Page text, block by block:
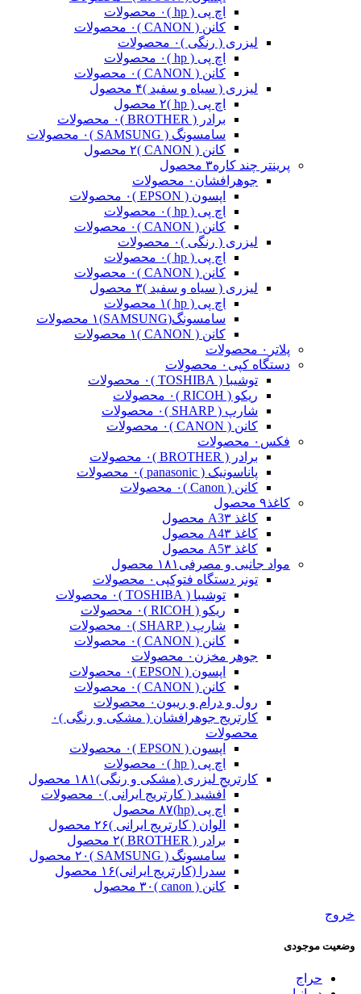
اچ پی ( hp )
۰ محصولات
کانن ( CANON )
۰ محصولات
لیزری ( رنگی )۰ محصولات
اچ پی ( hp )
۰ محصولات
کانن ( CANON )
۰ محصولات
لیزری ( سیاه و سفید )۴ محصول
اچ پی ( hp )
۲ محصول
برادر ( BROTHER )
۰ محصولات
سامسونگ ( SAMSUNG )
۰ محصولات
کانن ( CANON )
۲ محصول
پرینتر چند کاره۳ محصول
جوهرافشان ۰ محصولات
اپسون ( EPSON )
۰ محصولات
اچ پی ( hp )
۰ محصولات
کانن ( CANON )
۰ محصولات
لیزری ( رنگی )۰ محصولات
اچ پی ( hp )
۰ محصولات
کانن ( CANON )
۰ محصولات
لیزری ( سیاه و سفید )۳ محصول
اچ پی ( hp )
۱ محصولات
سامسونگ(SAMSUNG)
۱ محصولات
کانن ( CANON )
۱ محصولات
پلاتر ۰ محصولات
دستگاه کپی ۰ محصولات
توشیبا ( TOSHIBA )
۰ محصولات
ریکو ( RICOH )
۰ محصولات
شارپ ( SHARP )
۰ محصولات
کانن ( CANON )
۰ محصولات
فکس ۰ محصولات
برادر ( BROTHER )
۰ محصولات
پاناسونیک ( panasonic )
۰ محصولات
کانن ( Canon )
۰ محصولات
کاغذ۹ محصول
کاغذ A3 ۳ محصول
کاغذ A4 ۳ محصول
کاغذ A5 ۳ محصول
مواد جانبی و مصرفی ۱۸۱ محصول
تونر دستگاه فتوکپی ۰ محصولات
توشیبا ( TOSHIBA )
۰ محصولات
ریکو ( RICOH )
۰ محصولات
شارپ ( SHARP )
۰ محصولات
کانن ( CANON )
۰ محصولات
جوهر مخزن ۰ محصولات
اپسون ( EPSON )
۰ محصولات
کانن ( CANON )
۰ محصولات
رول و درام و ریبون ۰ محصولات
کارتریج جوهرافشان ( مشکی و رنگی )۰
محصولات
اپسون ( EPSON )
۰ محصولات
اچ پی ( hp )
۰ محصولات
کارتریج لیزری (مشکی و رنگی)۱۸۱ محصول
آفشید ( کارتریج ایرانی )۰ محصولات
اچ پی (hp)
۸۷ محصول
الوان ( کارتریج ایرانی )۲۶ محصول
برادر ( BROTHER )
۲ محصول
سامسونگ ( SAMSUNG )
۲۰ محصول
سدرا (کارتریج ایرانی)۱۶ محصول
کانن ( canon )
۳۰ محصول
خروج
وضعیت موجودی
حراج